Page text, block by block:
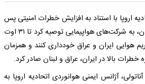
اروپا با استناد به افزایش خطرات امنیتی پس
از حملات اخیر آمریکا به ایران، به شرکت‌های هواپیمایی توصیه کرد تا ۳۱ اوت
هوایی ایران و عراق خودداری کنند و همزمان
بالا در ایران، عراق و لبنان صادر کرد.
آژانس ایمنی هوانوردی اتحادیه اروپا به